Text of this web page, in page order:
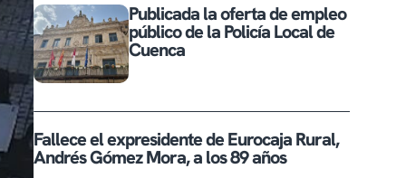
Publicada la oferta de empleo
público de la Policía Local de
Cuenca
Fallece el expresidente de Eurocaja Rural,
Andrés Gómez Mora, a los 89 años